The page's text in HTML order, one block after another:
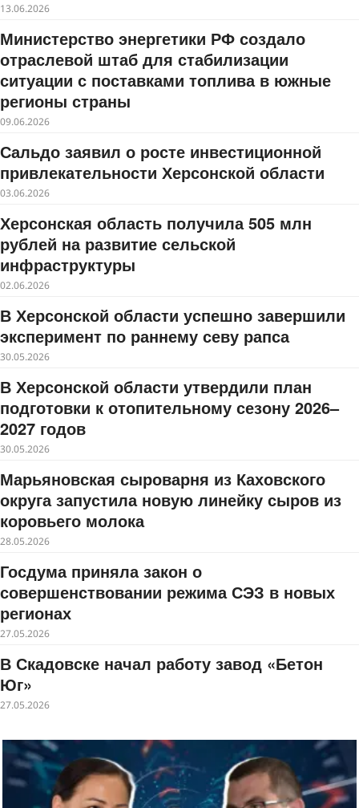
13.06.2026
Министерство энергетики РФ создало
отраслевой штаб для стабилизации
ситуации с поставками топлива в южные
регионы страны
09.06.2026
Сальдо заявил о росте инвестиционной
привлекательности Херсонской области
03.06.2026
Херсонская область получила 505 млн
рублей на развитие сельской
инфраструктуры
02.06.2026
В Херсонской области успешно завершили
эксперимент по раннему севу рапса
30.05.2026
В Херсонской области утвердили план
подготовки к отопительному сезону 2026–
2027 годов
30.05.2026
Марьяновская сыроварня из Каховского
округа запустила новую линейку сыров из
коровьего молока
28.05.2026
Госдума приняла закон о
совершенствовании режима СЭЗ в новых
регионах
27.05.2026
В Скадовске начал работу завод «Бетон
Юг»
27.05.2026